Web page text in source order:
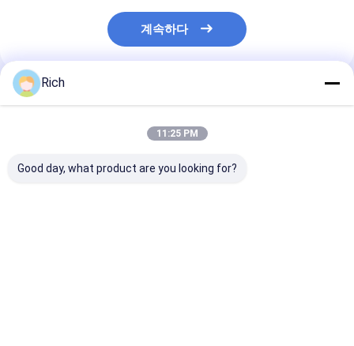
계속하다
추천된 제품
Rich
11:25 PM
Good day, what product are you looking for?